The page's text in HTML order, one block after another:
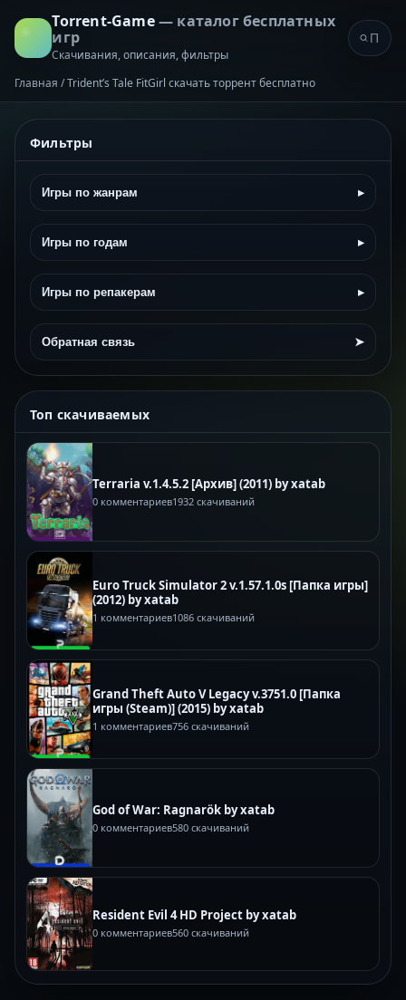
Torrent-Game— каталог бесплатных
игр
Скачивания, описания, фильтры
Главная /Trident’s Tale FitGirl скачать торрент бесплатно
Фильтры
Игры по жанрам ▸
Игры по годам ▸
Игры по репакерам ▸
Обратная связь ➤
Топ скачиваемых
Terraria v.1.4.5.2 [Архив] (2011) by xatab
0 комментариев1932 скачиваний
Euro Truck Simulator 2 v.1.57.1.0s [Папка игры]
(2012) by xatab
1 комментариев1086 скачиваний
Grand Theft Auto V Legacy v.3751.0 [Папка
игры (Steam)] (2015) by xatab
1 комментариев756 скачиваний
God of War: Ragnarök by xatab
0 комментариев580 скачиваний
Resident Evil 4 HD Project by xatab
0 комментариев560 скачиваний